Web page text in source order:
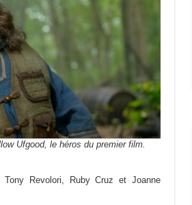
Ufgood, le héros du premier film.
Revolori, Ruby Cruz et Joanne